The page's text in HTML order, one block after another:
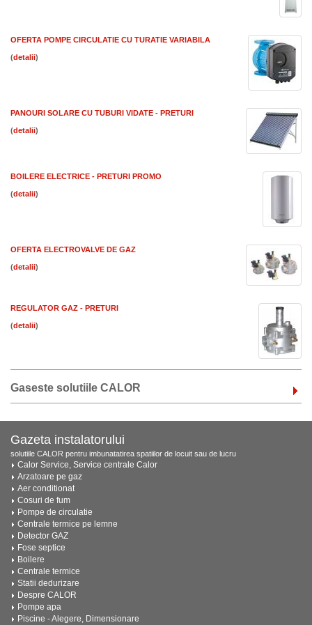
OFERTA POMPE CIRCULATIE CU TURATIE VARIABILA
( )
PANOURI SOLARE CU TUBURI VIDATE - PRETURI
( )
BOILERE ELECTRICE - PRETURI PROMO
( )
OFERTA ELECTROVALVE DE GAZ
( )
REGULATOR GAZ - PRETURI
( )
Gaseste solutiile CALOR
Gazeta instalatorului
solutiile CALOR pentru imbunatatirea spatiilor de locuit sau de lucru
Calor Service, Service centrale Calor
Arzatoare pe gaz
Aer conditionat
Cosuri de fum
Pompe de circulatie
Centrale termice pe lemne
Detector GAZ
Fose septice
Boilere
Centrale termice
Statii dedurizare
Despre CALOR
Pompe apa
Piscine - Alegere, Dimensionare